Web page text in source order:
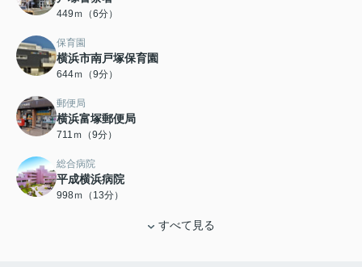
449ｍ（6分）
保育園
横浜市南戸塚保育園
644ｍ（9分）
郵便局
横浜富塚郵便局
711ｍ（9分）
総合病院
平成横浜病院
998ｍ（13分）
すべて見る